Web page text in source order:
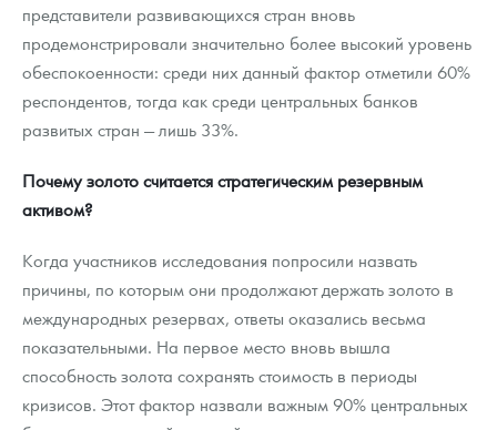
представители развивающихся стран вновь
продемонстрировали значительно более высокий уровень
обеспокоенности: среди них данный фактор отметили 60%
респондентов, тогда как среди центральных банков
развитых стран — лишь 33%.
Почему золото считается стратегическим резервным
активом?
Когда участников исследования попросили назвать
причины, по которым они продолжают держать золото в
международных резервах, ответы оказались весьма
показательными. На первое место вновь вышла
способность золота сохранять стоимость в периоды
кризисов. Этот фактор назвали важным 90% центральных